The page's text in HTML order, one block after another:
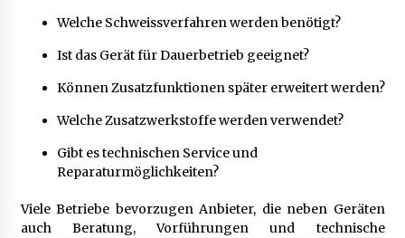
Welche Schweissverfahren werden benötigt?
Ist das Gerät für Dauerbetrieb geeignet?
Können Zusatzfunktionen später erweitert werden?
Welche Zusatzwerkstoffe werden verwendet?
Gibt es technischen Service und
Reparaturmöglichkeiten?
Viele Betriebe bevorzugen Anbieter, die neben Geräten
auch Beratung, Vorführungen und technische